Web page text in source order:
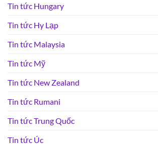
Tin tức Hungary
Tin tức Hy Lạp
Tin tức Malaysia
Tin tức Mỹ
Tin tức New Zealand
Tin tức Rumani
Tin tức Trung Quốc
Tin tức Úc